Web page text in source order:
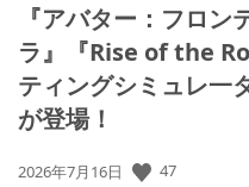
『アバター：フロ
ラ』『Rise of the
ティングシミュレ
が登場！
公
2026年7月16日 47